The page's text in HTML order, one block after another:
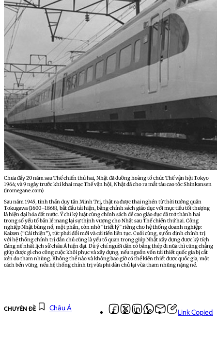
Chưa đầy 20 năm sau Thế chiến thứ hai, Nhật đã đường hoàng tổ chức Thế vận hội Tokyo
1964; và 9 ngày trước khi khai mạc Thế vận hội, Nhật đã cho ra mắt tàu cao tốc Shinkansen
(iromegane.com)
Sau năm 1945, tinh thần duy tân Minh Trị, thật ra được thai nghén từ thời tướng quân
Tokugawa (1600–1868), bắt đầu tái hiện, bằng chính sách giáo dục với mục tiêu tối thượng
là hiện đại hóa đất nước. Ý chí kỷ luật cùng chính sách đề cao giáo dục đã trở thành hai
trong số yếu tố bản lề mang lại sự thịnh vượng cho Nhật sau Thế chiến thứ hai. Công
nghiệp Nhật bùng nổ, một phần, còn nhờ “triết lý” riêng cho hệ thống doanh nghiệp:
Kaizen (“Cải thiện”), tức phải đổi mới và cải tiến liên tục. Cuối cùng, sự ổn định chính trị
với hệ thống chính trị dân chủ cũng là yếu tố quan trọng giúp Nhật xây dựng được kỳ tích
đáng nể nhất lịch sử châu Á hiện đại. Dù ý chí người dân có bằng thép đi nữa thì cũng chẳng
giúp được gì cho công cuộc khôi phục và xây dựng, nếu nguồn vốn tái thiết quốc gia bị cắt
xén do tham nhũng. Không thể nào và không bao giờ có thể kiến thiết được quốc gia, một
cách bền vững, nếu hệ thống chính trị vừa phi dân chủ lại vừa tham nhũng nặng nề.
CHUYÊN ĐỀ Châu Á Link Copied